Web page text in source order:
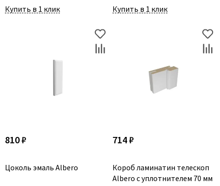
Купить в 1 клик Купить в 1 клик
810 ₽
Цоколь эмаль Albero
714 ₽
Короб ламинатин телескоп
Albero с уплотнителем 70 мм